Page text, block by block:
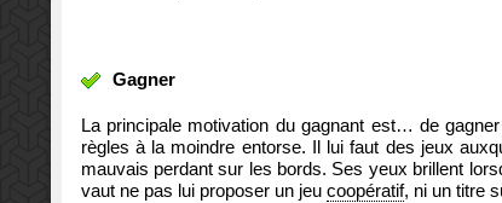
Gagner
La principale motivation du gagnant est… de
règles à la moindre entorse. Il lui faut des jeux
mauvais perdant sur les bords. Ses yeux brillent
vaut ne pas lui proposer un jeu coopératif, ni un titre